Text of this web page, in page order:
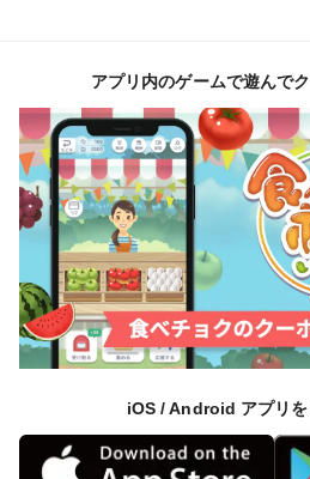
アプリ内のゲームで遊んで
iOS / Android アプリを